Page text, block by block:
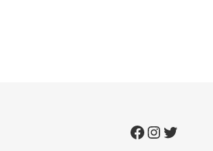
Facebook
Instagram
Twitter